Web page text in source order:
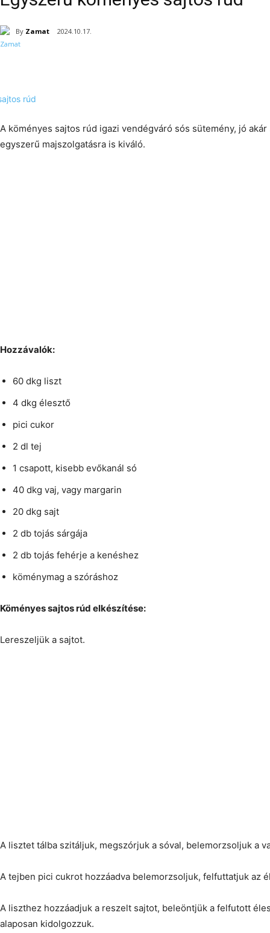
By Zamat 2024.10.17.
A köményes sajtos rúd igazi vendégváró sós sütemény, jó
egyszerű majszolgatásra is kiváló.
Hozzávalók:
60 dkg liszt
4 dkg élesztő
pici cukor
2 dl tej
1 csapott, kisebb evőkanál só
40 dkg vaj, vagy margarin
20 dkg sajt
2 db tojás sárgája
2 db tojás fehérje a kenéshez
köménymag a szóráshoz
Köményes sajtos rúd elkészítése:
Lereszeljük a sajtot.
A lisztet tálba szitáljuk, megszórjuk a sóval, belemorzsoljuk a
A tejben pici cukrot hozzáadva belemorzsoljuk, felfuttatjuk az
A liszthez hozzáadjuk a reszelt sajtot, beleöntjük a felfutott
alaposan kidolgozzuk.